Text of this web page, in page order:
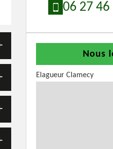
06 27 46
Nous
Elagueur Clamecy